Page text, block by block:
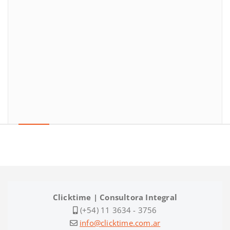
Clicktime | Consultora Integral
(+54) 11 3634 - 3756
info@clicktime.com.ar